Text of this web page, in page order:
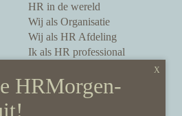
HR in de wereld
Wij als Organisatie
Wij als HR Afdeling
Ik als HR professional
Onze partners
Sponsoring